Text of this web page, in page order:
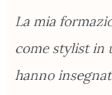
La mia
come stylist in
hanno